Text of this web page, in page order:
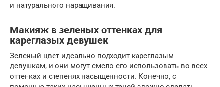
и натурального наращивания.
Макияж в зеленых оттенках для
кареглазых девушек
Зеленый цвет идеально подходит кареглазым
девушкам, и они могут смело его использовать во всех
оттенках и степенях насыщенности. Конечно, с